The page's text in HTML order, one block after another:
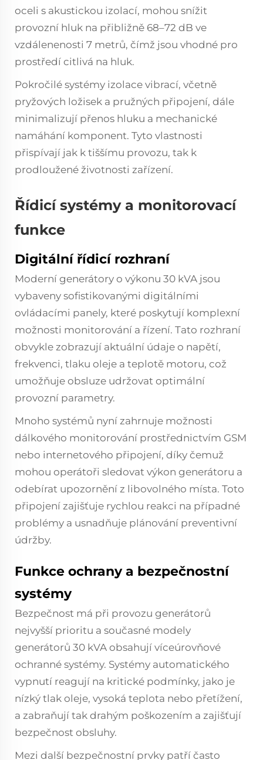
oceli s akustickou izolací, mohou snížit
provozní hluk na přibližně 68–72 dB ve
vzdálenenosti 7 metrů, čímž jsou vhodné pro
prostředí citlivá na hluk.
Pokročilé systémy izolace vibrací, včetně
pryžových ložisek a pružných připojení, dále
minimalizují přenos hluku a mechanické
namáhání komponent. Tyto vlastnosti
přispívají jak k tiššímu provozu, tak k
prodloužené životnosti zařízení.
Řídicí systémy a monitorovací
funkce
Digitální řídicí rozhraní
Moderní generátory o výkonu 30 kVA jsou
vybaveny sofistikovanými digitálními
ovládacími panely, které poskytují komplexní
možnosti monitorování a řízení. Tato rozhraní
obvykle zobrazují aktuální údaje o napětí,
frekvenci, tlaku oleje a teplotě motoru, což
umožňuje obsluze udržovat optimální
provozní parametry.
Mnoho systémů nyní zahrnuje možnosti
dálkového monitorování prostřednictvím GSM
nebo internetového připojení, díky čemuž
mohou operátoři sledovat výkon generátoru a
odebírat upozornění z libovolného místa. Toto
připojení zajišťuje rychlou reakci na případné
problémy a usnadňuje plánování preventivní
údržby.
Funkce ochrany a bezpečnostní
systémy
Bezpečnost má při provozu generátorů
nejvyšší prioritu a současné modely
generátorů 30 kVA obsahují víceúrovňové
ochranné systémy. Systémy automatického
vypnutí reagují na kritické podmínky, jako je
nízký tlak oleje, vysoká teplota nebo přetížení,
a zabraňují tak drahým poškozením a zajišťují
bezpečnost obsluhy.
Mezi další bezpečnostní prvky patří často